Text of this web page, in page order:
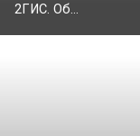
2ГИС. Об...